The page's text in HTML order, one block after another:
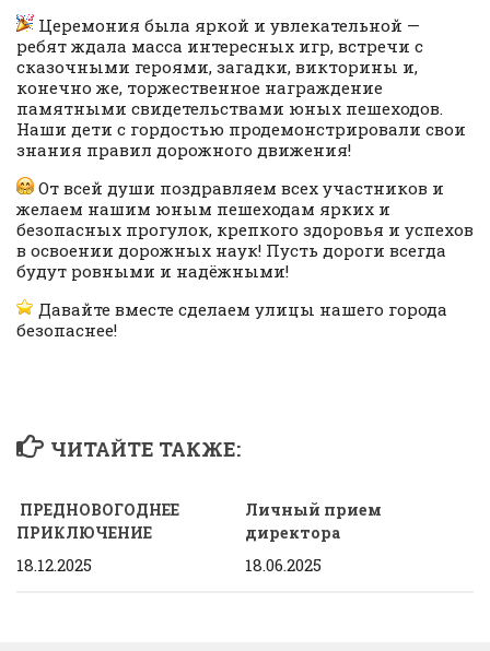
Церемония была яркой и увлекательной —
ребят ждала масса интересных игр, встречи с
сказочными героями, загадки, викторины и,
конечно же, торжественное награждение
памятными свидетельствами юных пешеходов.
Наши дети с гордостью продемонстрировали свои
знания правил дорожного движения!
От всей души поздравляем всех участников и
желаем нашим юным пешеходам ярких и
безопасных прогулок, крепкого здоровья и успехов
в освоении дорожных наук! Пусть дороги всегда
будут ровными и надёжными!
️ Давайте вместе сделаем улицы нашего города
безопаснее!
ЧИТАЙТЕ ТАКЖЕ:
ПРЕДНОВОГОДНЕЕ
ПРИКЛЮЧЕНИЕ
18.12.2025
Личный прием
директора
18.06.2025